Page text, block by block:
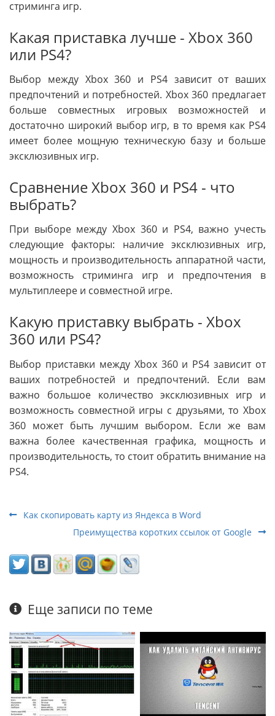
стриминга игр.
Какая приставка лучше - Xbox 360
или PS4?
Выбор между Xbox 360 и PS4 зависит от ваших
предпочтений и потребностей. Xbox 360 предлагает
больше совместных игровых возможностей и
достаточно широкий выбор игр, в то время как PS4
имеет более мощную техническую базу и больше
эксклюзивных игр.
Сравнение Xbox 360 и PS4 - что
выбрать?
При выборе между Xbox 360 и PS4, важно учесть
следующие факторы: наличие эксклюзивных игр,
мощность и производительность аппаратной части,
возможность стриминга игр и предпочтения в
мультиплеере и совместной игре.
Какую приставку выбрать - Xbox
360 или PS4?
Выбор приставки между Xbox 360 и PS4 зависит от
ваших потребностей и предпочтений. Если вам
важно большое количество эксклюзивных игр и
возможность совместной игры с друзьями, то Xbox
360 может быть лучшим выбором. Если же вам
важна более качественная графика, мощность и
производительность, то стоит обратить внимание на
PS4.
Как скопировать карту из Яндекса в Word
Преимущества коротких ссылок от Google
Еще записи по теме